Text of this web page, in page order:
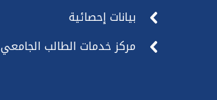
بيانات إحصائية
مركز خدمات الطالب الجامعي